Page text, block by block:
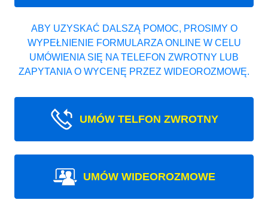
ABY UZYSKAĆ DALSZĄ POMOC, PROSIMY O
WYPEŁNIENIE FORMULARZA ONLINE W CELU
UMÓWIENIA SIĘ NA TELEFON ZWROTNY LUB
ZAPYTANIA O WYCENĘ PRZEZ WIDEOROZMOWĘ.
UMÓW TELFON ZWROTNY
UMÓW WIDEOROZMOWE